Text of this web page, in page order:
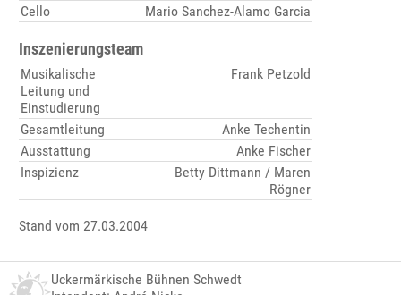
Cello
Mario Sanchez-Alamo Garcia
Inszenierungsteam
Musikalische
Leitung und
Einstudierung
Frank Petzold
Gesamtleitung
Anke Techentin
Ausstattung
Anke Fischer
Inspizienz
Betty Dittmann / Maren
Rögner
Stand vom 27.03.2004
Uckermärkische Bühnen Schwedt